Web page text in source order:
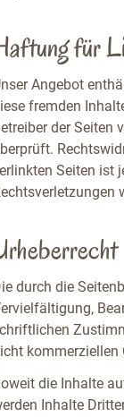
für
Angebot
fremden
der
Seiten ist
durch die
kommerziellen
die Inhalte
Inhalte